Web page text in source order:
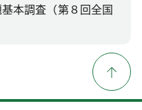
本調査（第８回全国